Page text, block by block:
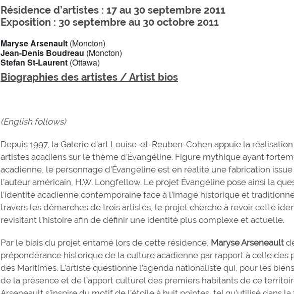
Résidence d’artistes : 17 au 30 septembre 2011
Exposition : 30 septembre au 30 octobre 2011
Maryse Arsenault (Moncton)
Jean-Denis Boudreau (Moncton)
Stefan St-Laurent (Ottawa)
Biographies des artistes / Artist bios
(English follows)
Depuis 1997, la Galerie d’art Louise-et-Reuben-Cohen appuie la
artistes acadiens sur le thème d’Évangéline. Figure mythique ayant
acadienne, le personnage d’Évangéline est en réalité une fabrication
l’auteur américain, H.W. Longfellow. Le projet Évangéline pose ainsi la
l’identité acadienne contemporaine face à l’image historique et
travers les démarches de trois artistes, le projet cherche à revoir cette
revisitant l’histoire afin de définir une identité plus complexe et actuelle.
Par le biais du projet entamé lors de cette résidence, Maryse Arseneault
prépondérance historique de la culture acadienne par rapport à celle des
des Maritimes. L’artiste questionne l’agenda nationaliste qui, pour les
de la présence et de l’apport culturel des premiers habitants de ce